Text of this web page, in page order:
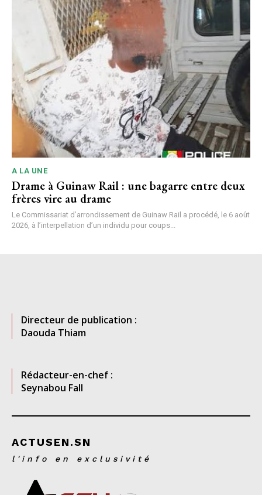
A LA UNE
Drame à Guinaw Rail : une bagarre entre deux
frères vire au drame
Le Commissariat d’arrondissement de Guinaw Rail a procédé, le 6 août
2026, à l’interpellation d’un individu pour coups...
Directeur de publication :
Daouda Thiam
Rédacteur-en-chef :
Seynabou Fall
ACTUSEN.SN
l'info en exclusivité